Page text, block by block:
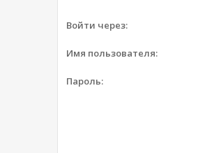
Войти через:
Имя пользователя:
Пароль: